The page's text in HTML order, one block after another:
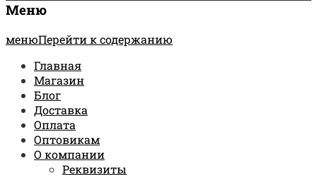
Меню
менюПерейти к содержанию
Главная
Магазин
Блог
Доставка
Оплата
Оптовикам
О компании
Реквизиты